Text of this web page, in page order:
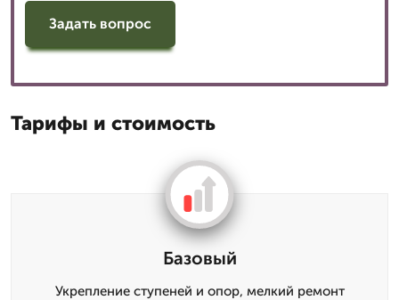
Задать вопрос
Тарифы и стоимость
Базовый
Укрепление ступеней и опор, мелкий ремонт